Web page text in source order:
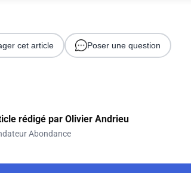
cet article Poser une question
rédigé par Olivier Andrieu
Abondance